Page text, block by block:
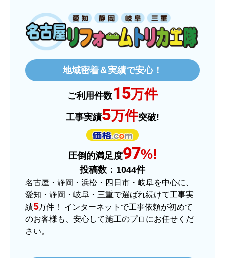
ものおきものおきさん
2025年12月26日 18:45
欲しい商品をスムーズに注文できましたか？
はい
ショップからの連絡や対応は適切でしたか？
商品の梱包は必要十分なものでしたか？
またこのショップを利用したいですか？
はい
【注文商品】ヒーター・ストーブ 【注
文時期】2025年11月頃（モバイルから）
【このショップを選んだ理由は？】
地域密着＆実績で安心！
ご利用件数15万件
工事実績5万件突破!
圧倒的満足度97%!
投稿数： 1044件
名古屋・静岡・浜松・四日市・岐阜を中心に、
愛知・静岡・岐阜・三重で選ばれ続けて工事実
績5万件！ インターネットで工事依頼が初めて
のお客様も、安心して施工のプロにお任せくだ
さい。